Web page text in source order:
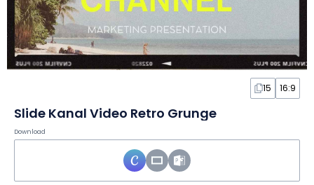
15 16:9
Slide Kanal Video Retro Grunge
Download